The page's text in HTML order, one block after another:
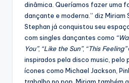
dinâmica. Queríamos fazer uma
dançante e moderna.” diz Miriam
Stephan já conquistou seu
com singles dançantes como
You”, “Like the Sun”, “This Feeling”
inspirados pela disco music, pelo
ícones como Michael Jackson,